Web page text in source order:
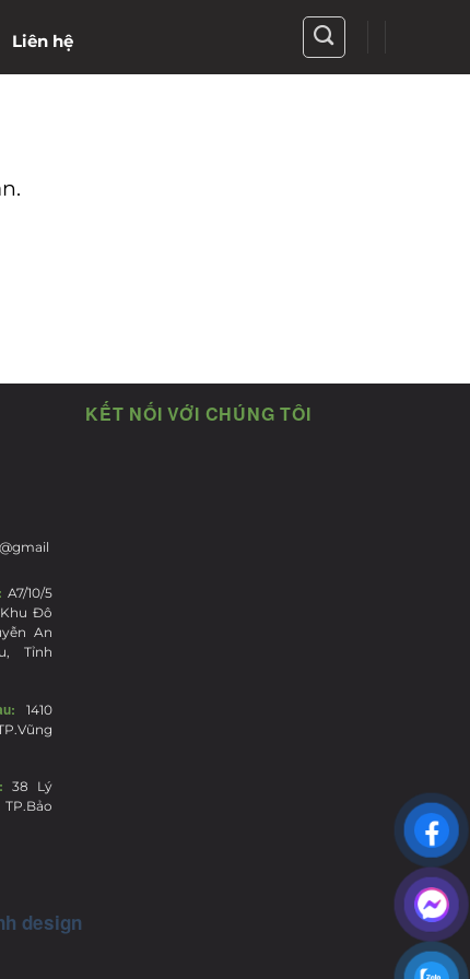
Liên hệ
A7/10/5
Đô
An
Tỉnh
1410
38 Lý
KẾT NỐI VỚI CHÚNG TÔI
design